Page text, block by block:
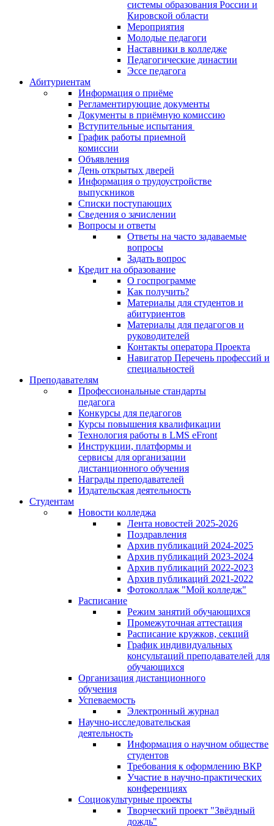
системы образования России и
Кировской области
Мероприятия
Молодые педагоги
Наставники в колледже
Педагогические династии
Эссе педагога
Абитуриентам
Информация о приёме
Регламентирующие документы
Документы в приёмную комиссию
Вступительные испытания
График работы приемной
комиссии
Объявления
День открытых дверей
Информация о трудоустройстве
выпускников
Списки поступающих
Сведения о зачислении
Вопросы и ответы
Ответы на часто задаваемые
вопросы
Задать вопрос
Кредит на образование
О госпрограмме
Как получить?
Материалы для студентов и
абитуриентов
Материалы для педагогов и
руководителей
Контакты оператора Проекта
Навигатор Перечень профессий и
специальностей
Преподавателям
Профессиональные стандарты
педагога
Конкурсы для педагогов
Курсы повышения квалификации
Технология работы в LMS eFront
Инструкции, платформы и
сервисы для организации
дистанционного обучения
Награды преподавателей
Издательская деятельность
Студентам
Новости колледжа
Лента новостей 2025-2026
Поздравления
Архив публикаций 2024-2025
Архив публикаций 2023-2024
Архив публикаций 2022-2023
Архив публикаций 2021-2022
Фотоколлаж "Мой колледж"
Расписание
Режим занятий обучающихся
Промежуточная аттестация
Расписание кружков, секций
График индивидуальных
консультаций преподавателей для
обучающихся
Организация дистанционного
обучения
Успеваемость
Электронный журнал
Научно-исследовательская
деятельность
Информация о научном обществе
студентов
Требования к оформлению ВКР
Участие в научно-практических
конференциях
Социокультурные проекты
Творческий проект "Звёздный
дождь"